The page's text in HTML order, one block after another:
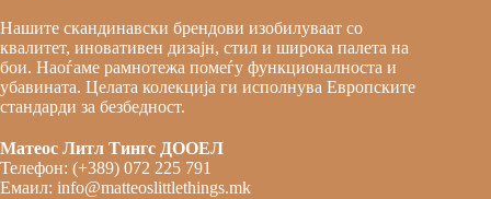
Нашите скандинавски брендови изобилуваат со
квалитет, иновативен дизајн, стил и широка палета на
бои. Наоѓаме рамнотежа помеѓу функционалноста и
убавината. Целата колекција ги исполнува Европските
стандарди за безбедност.
Матеос Литл Тингс ДООЕЛ
Телефон: (+389) 072 225 791
Емаил: info@matteoslittlethings.mk